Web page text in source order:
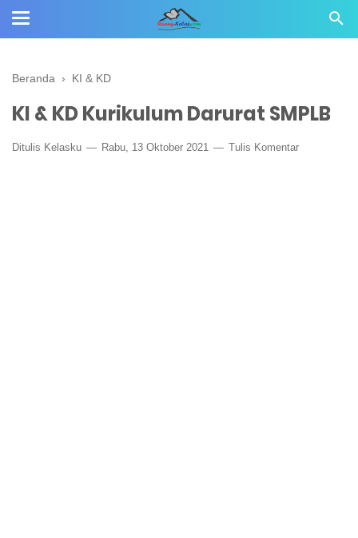
Beranda › KI & KD
KI & KD Kurikulum Darurat SMPLB
Ditulis Kelasku Rabu, 13 Oktober 2021 Tulis Komentar